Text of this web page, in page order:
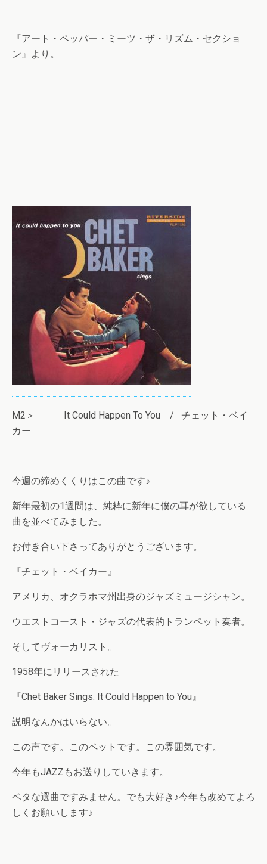
『アート・ペッパー・ミーツ・ザ・リズム・セクショ
ン』より。
M2＞ It Could Happen To You / チェット・ベイ
カー
今週の締めくくりはこの曲です♪
新年最初の1週間は、純粋に新年に僕の耳が欲している
曲を並べてみました。
お付き合い下さってありがとうございます。
『チェット・ベイカー』
アメリカ、オクラホマ州出身のジャズミュージシャン。
ウエストコースト・ジャズの代表的トランペット奏者。
そしてヴォーカリスト。
1958年にリリースされた
『Chet Baker Sings: It Could Happen to You』
説明なんかはいらない。
この声です。このペットです。この雰囲気です。
今年もJAZZもお送りしていきます。
ベタな選曲ですみません。でも大好き♪今年も改めてよろ
しくお願いします♪